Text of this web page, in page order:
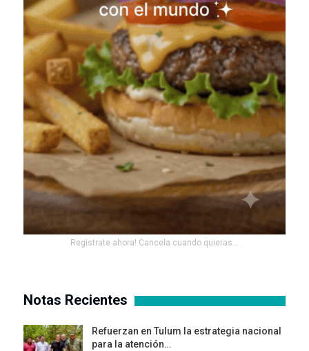
Registrate ahora! Cancela cuando quieras...
Notas Recientes
Refuerzan en Tulum la estrategia nacional
para la atención…